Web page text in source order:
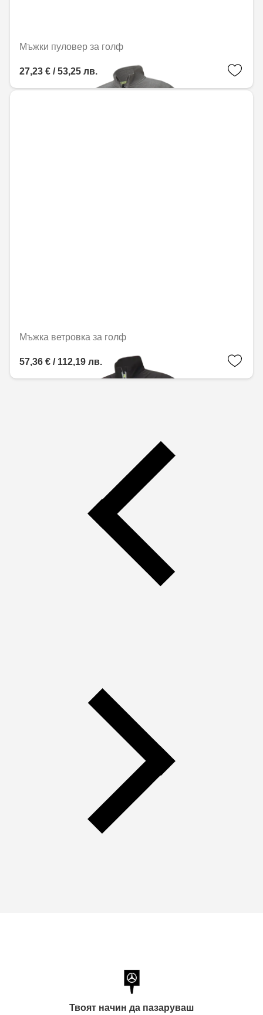
Мъжки пуловер за голф
27,23 € / 53,25 лв.
Мъжка ветровка за голф
57,36 € / 112,19 лв.
Твоят начин да пазаруваш